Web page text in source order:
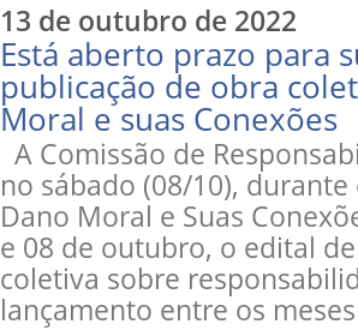
13 de outubro de 2022
Está aberto prazo para
publicação de obra
Moral e suas Conexões
A Comissão de
no sábado (08/10),
Dano Moral e Suas
e 08 de outubro, o edital
coletiva sobre
lançamento entre os